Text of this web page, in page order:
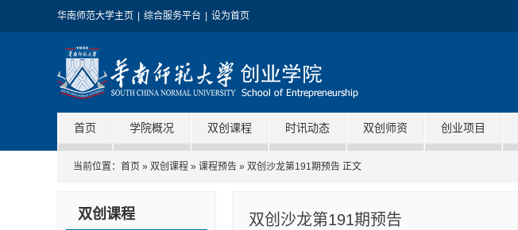
华南师范大学主页 综合服务平台 设为首页
首页 学院概况 双创课程 时讯动态 双创师资 创业项目
当前位置： 首页 » 双创课程 » 课程预告 » 双创沙龙第191期预告 正文
双创课程 双创沙龙第191期预告